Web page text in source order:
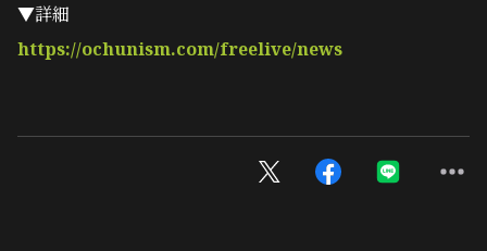
▼詳細
https://ochunism.com/freelive/news